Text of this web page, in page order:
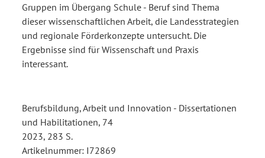
Gruppen im Übergang Schule - Beruf sind Thema
dieser wissenschaftlichen Arbeit, die Landesstrategien
und regionale Förderkonzepte untersucht. Die
Ergebnisse sind für Wissenschaft und Praxis
interessant.
Berufsbildung, Arbeit und Innovation - Dissertationen
und Habilitationen, 74
2023, 283 S.
Artikelnummer: I72869